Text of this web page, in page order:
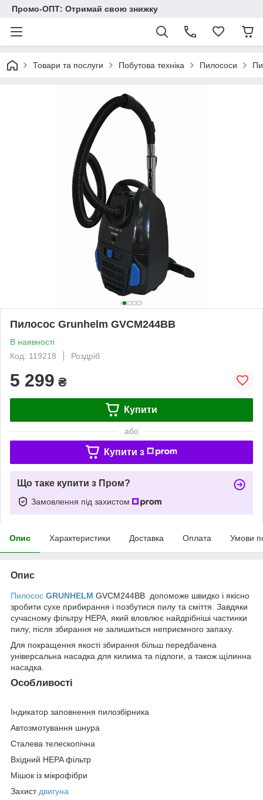
Промо-ОПТ: Отримай свою знижку
Товари та послуги Побутова техніка Пилососи
Пилосос Grunhelm GVCM244BB
В наявності
Код: 119218
Роздріб
5 299 ₴
Купити
або
Купити з
Що таке купити з Пром?
Замовлення під захистом
Опис Характеристики Доставка Оплата Умови
Опис
Пилосос GRUNHELM GVCM244BB допоможе швидко і якісно
зробити сухе прибирання і позбутися пилу та сміття. Завдяки
сучасному фільтру HEPA, який вловлює найдрібніші частинки
пилу, після збирання не залишиться неприємного запаху.
Для покращення якості збирання більш передбачена
універсальна насадка для килима та підлоги, а також щілинна
насадка.
Особливості
Індикатор заповнення пилозбірника
Автозмотування шнура
Сталева телескопічна
Вхідний HEPA фільтр
Мішок із мікрофібри
Захист двигуна